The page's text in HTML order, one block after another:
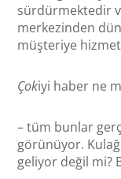
sürdürmektedir
merkezinden
müşteriye
Çokiyi haber ne
– tüm bunlar
görünüyor.
geliyor değil mi?